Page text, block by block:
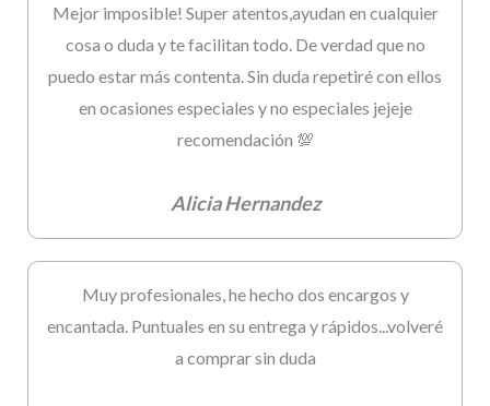
Mejor imposible! Super atentos,ayudan en cualquier
cosa o duda y te facilitan todo. De verdad que no
puedo estar más contenta. Sin duda repetiré con ellos
en ocasiones especiales y no especiales jejeje
recomendación 💯
Alicia Hernandez
Muy profesionales, he hecho dos encargos y
encantada. Puntuales en su entrega y rápidos...volveré
a comprar sin duda